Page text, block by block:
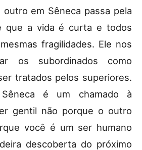
em Sêneca passa pela
que a vida é curta e todos
fragilidades. Ele nos
os subordinados como
tratados pelos superiores.
é um chamado à
gentil não porque o outro
você é um ser humano
descoberta do próximo